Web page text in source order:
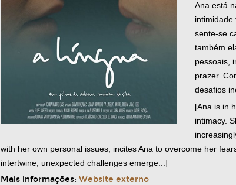
Ana está
sente-se
também
pessoais,
prazer.
desafios
[Ana is in
intimacy.
with her own personal issues, incites Ana to overcome her
intertwine, unexpected challenges emerge...]
Mais informações: Website externo